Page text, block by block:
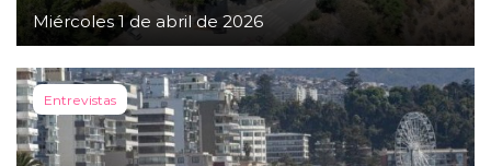
Miércoles 1 de abril de 2026
Entrevistas